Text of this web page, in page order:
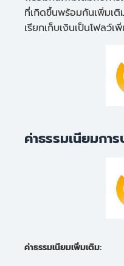
ที่เกิดขึ้นพร้อมกันเพิ่มเติ
เรียกเก็บเงินเป็นโฟลว์เ
ค่าธรรมเนียมกา
ค่าธรรมเนียมเพิ่มเติม: